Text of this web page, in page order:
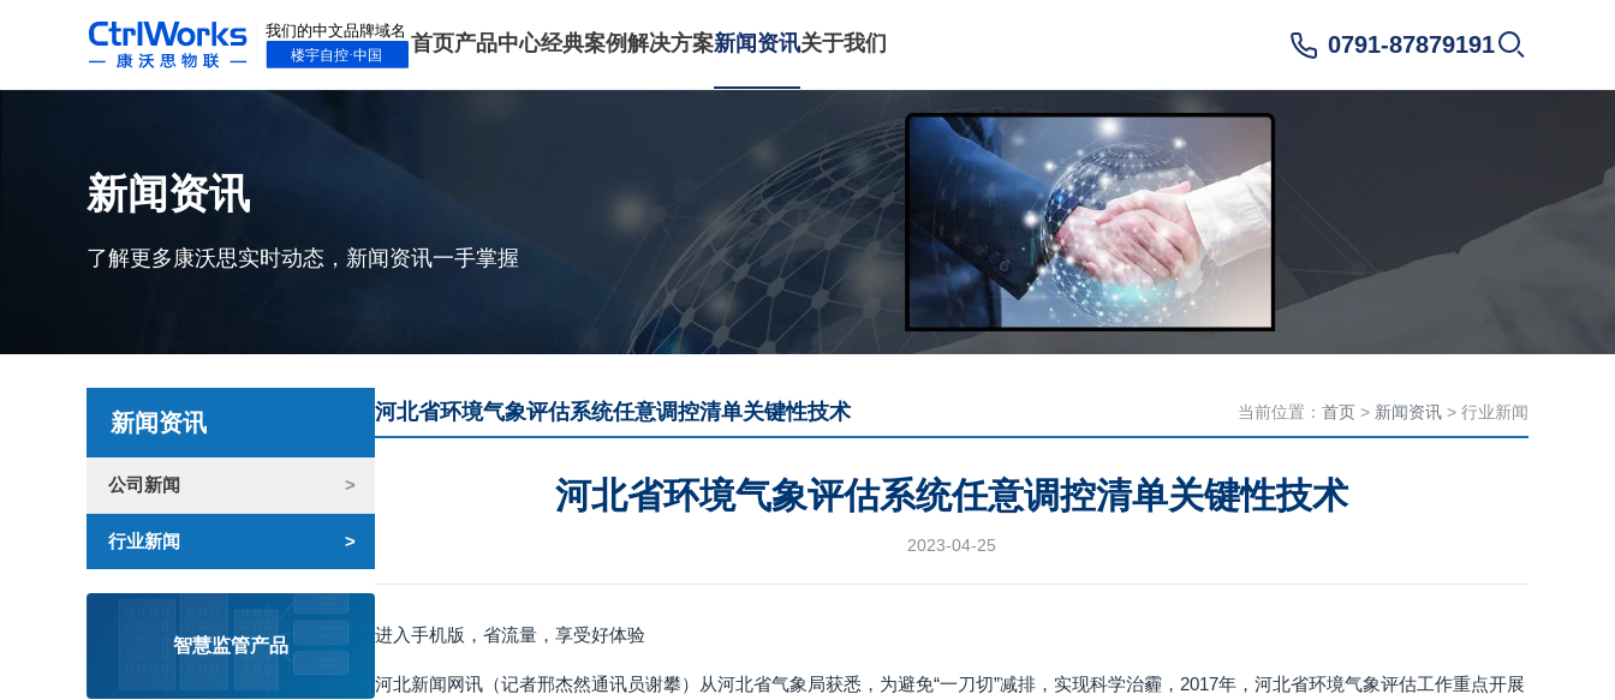
首页产品中心经典案例解决方案新闻资讯关于我们 0791-87879191
新闻资讯
了解更多康沃思实时动态，新闻资讯一手掌握
新闻资讯
公司新闻
行业新闻
智慧监管产品
河北省环境气象评估系统任意调控清单关键性技术 当前位置： 首页 > 新闻资讯 > 行业新闻
河北省环境气象评估系统任意调控清单关键性技术
2023-04-25
进入手机版，省流量，享受好体验
河北新闻网讯（记者邢杰然通讯员谢攀）从河北省气象局获悉，为避免“一刀切”减排，实现科学治霾，2017年，河北省环境气象评估工作重点开展